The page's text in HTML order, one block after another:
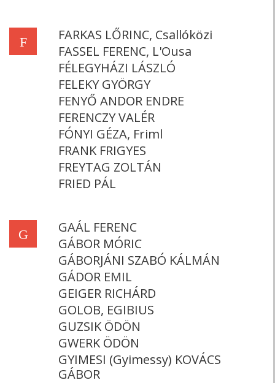
F
FARKAS LŐRINC, Csallóközi
FASSEL FERENC, L'Ousa
FÉLEGYHÁZI LÁSZLÓ
FELEKY GYÖRGY
FENYŐ ANDOR ENDRE
FERENCZY VALÉR
FÓNYI GÉZA, Friml
FRANK FRIGYES
FREYTAG ZOLTÁN
FRIED PÁL
G
GAÁL FERENC
GÁBOR MÓRIC
GÁBORJÁNI SZABÓ KÁLMÁN
GÁDOR EMIL
GEIGER RICHÁRD
GOLOB, EGIBIUS
GUZSIK ÖDÖN
GWERK ÖDÖN
GYIMESI (Gyimessy) KOVÁCS
GÁBOR